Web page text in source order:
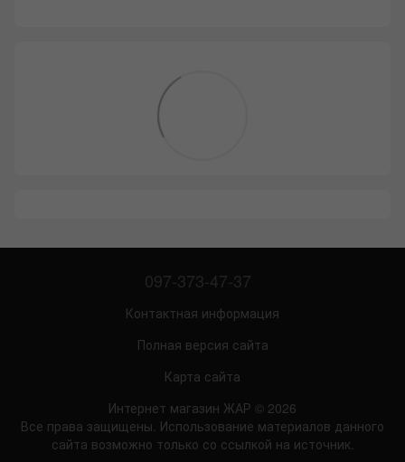
097-373-47-37
Контактная информация
Полная версия сайта
Карта сайта
Интернет магазин ЖАР © 2026
Все права защищены. Использование материалов данного
сайта возможно только со ссылкой на источник.